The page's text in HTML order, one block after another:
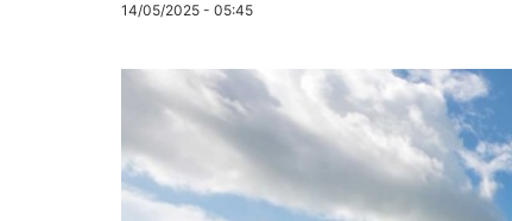
14/05/2025 - 05:45